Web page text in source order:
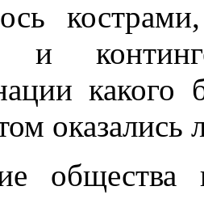
и
оказались
общества